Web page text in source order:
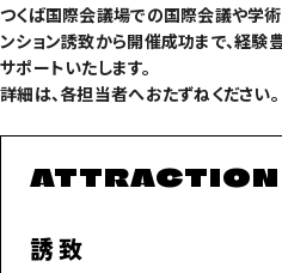
つくば国際会議場での国際会議や学
ンション誘致から開催成功まで、経
サポートいたします。
詳細は、各担当者へおたずねください。
ATTRACTION
誘致